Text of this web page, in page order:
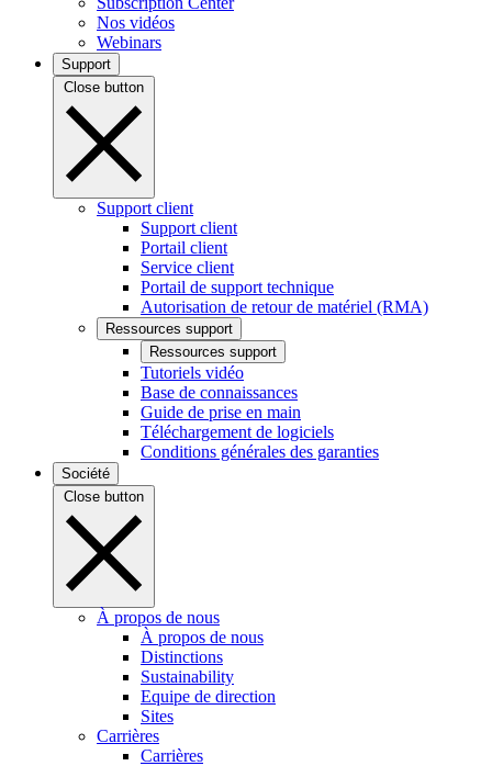
Nos vidéos
Webinars
Support
Close button
Support client
Support client
Portail client
Service client
Portail de support technique
Autorisation de retour de matériel (RMA)
Ressources support
Ressources support
Tutoriels vidéo
Base de connaissances
Guide de prise en main
Téléchargement de logiciels
Conditions générales des garanties
Société
Close button
À propos de nous
À propos de nous
Distinctions
Sustainability
Equipe de direction
Sites
Carrières
Carrières